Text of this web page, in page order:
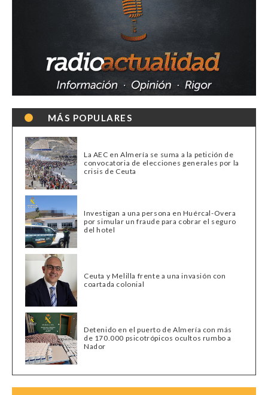
MÁS POPULARES
La AEC en Almería se suma a la petición de
convocatoria de elecciones generales por la
crisis de Ceuta
Investigan a una persona en Huércal-Overa
por simular un fraude para cobrar el seguro
del hotel
Ceuta y Melilla frente a una invasión con
coartada colonial
Detenido en el puerto de Almería con más
de 170.000 psicotrópicos ocultos rumbo a
Nador